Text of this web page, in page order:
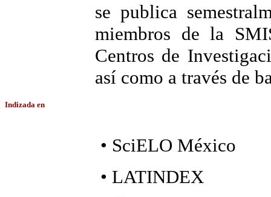
se publica
miembros de la
Centros de
así como a través de
Indizada en
• SciELO México
• LATINDEX